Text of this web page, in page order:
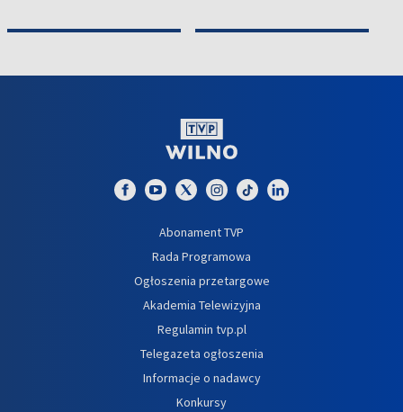
Abonament TVP
Rada Programowa
Ogłoszenia przetargowe
Akademia Telewizyjna
Regulamin tvp.pl
Telegazeta ogłoszenia
Informacje o nadawcy
Konkursy